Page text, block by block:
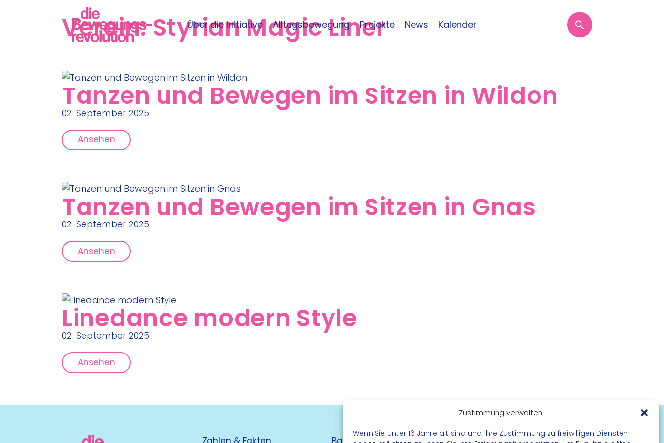
Zustimmung verwalten
Wenn Sie unter 16 Jahre alt sind und Ihre Zustimmung zu freiwilligen Diensten
Über die Initiative Alltagsbewegung Projekte News Kalender
Verein:Styrian Magic Liner
Tanzen und Bewegen im Sitzen in Wildon
02. September 2025
Ansehen
Tanzen und Bewegen im Sitzen in Gnas
02. September 2025
Ansehen
Linedance modern Style
02. September 2025
Ansehen
Zahlen & Fakten Barrierefreiheit